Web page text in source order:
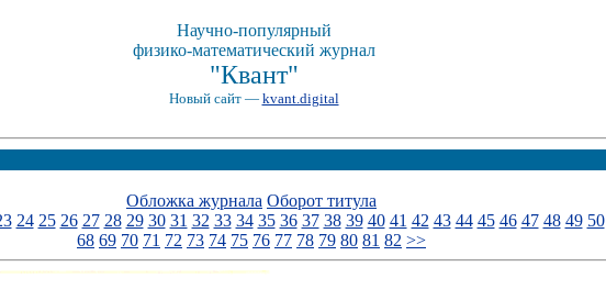
Научно-популярный
физико-математический журнал
"Квант"
Новый сайт — kvant.digital
Обложка журнала Оборот титула
24 25 26 27 28 29 30 31 32 33 34 35 36 37 38 39 40 41 42 43 44 45 46 47 48 49 50
68 69 70 71 72 73 74 75 76 77 78 79 80 81 82 >>